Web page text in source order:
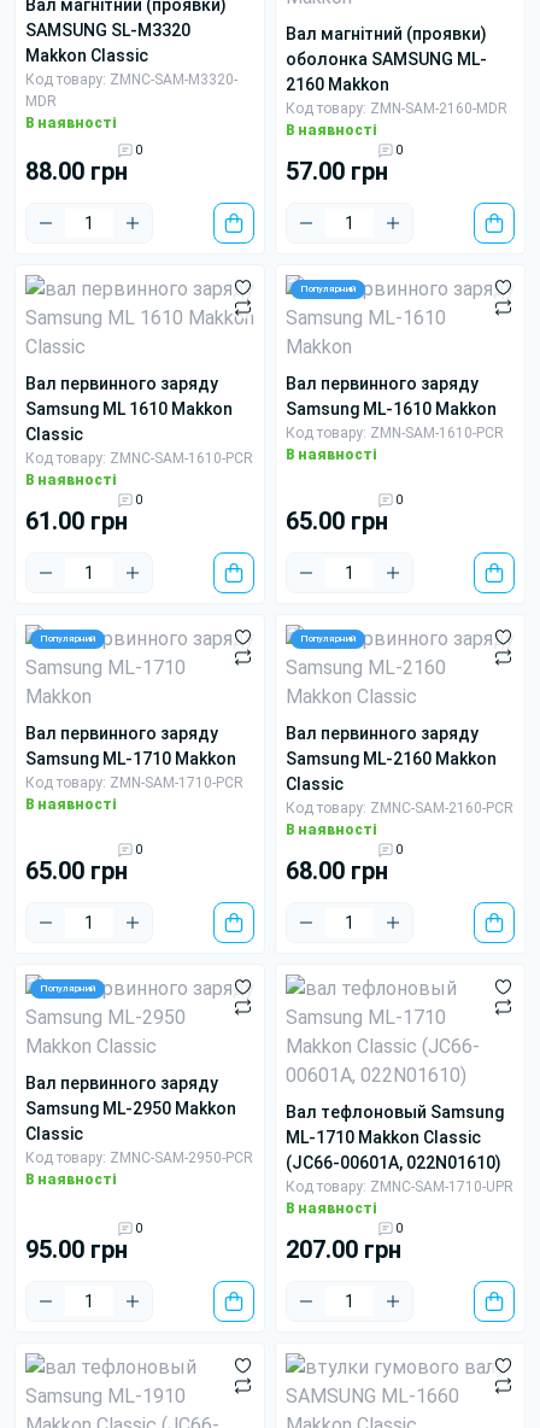
вал магнітний (проявки)
SAMSUNG SL-M3320
Makkon Classic
Код товару: ZMNC-SAM-M3320-
MDR
В наявності
0
88.00 грн
вал магнітний (проявки)
оболонка SAMSUNG ML-
2160 Makkon
Код товару: ZMN-SAM-2160-MDR
В наявності
0
57.00 грн
вал первинного заряду
Samsung ML 1610 Makkon
Classic
Код товару: ZMNC-SAM-1610-PCR
В наявності
0
61.00 грн
Популярний
вал первинного заряду
Samsung ML-1610 Makkon
Код товару: ZMN-SAM-1610-PCR
В наявності
0
65.00 грн
Популярний
вал первинного заряду
Samsung ML-1710 Makkon
Код товару: ZMN-SAM-1710-PCR
В наявності
0
65.00 грн
Популярний
вал первинного заряду
Samsung ML-2160 Makkon
Classic
Код товару: ZMNC-SAM-2160-PCR
В наявності
0
68.00 грн
Популярний
вал первинного заряду
Samsung ML-2950 Makkon
Classic
Код товару: ZMNC-SAM-2950-PCR
В наявності
0
95.00 грн
вал тефлоновый Samsung
ML-1710 Makkon Classic
(JC66-00601A, 022N01610)
Код товару: ZMNC-SAM-1710-UPR
В наявності
0
207.00 грн